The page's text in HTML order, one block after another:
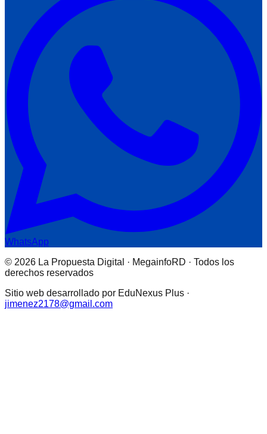
WhatsApp
© 2026 La Propuesta Digital · MegainfoRD · Todos los
derechos reservados
Sitio web desarrollado por EduNexus Plus ·
jimenez2178@gmail.com